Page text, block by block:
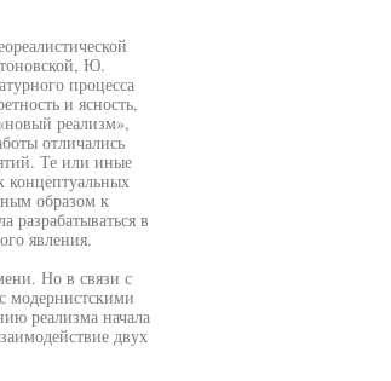
Ю.
процесса
и ясность,
реализм»,
отличались
Те или иные
концептуальных
образом к
разрабатываться в
явления.
Но в связи с
модернистскими
реализма начала
двух